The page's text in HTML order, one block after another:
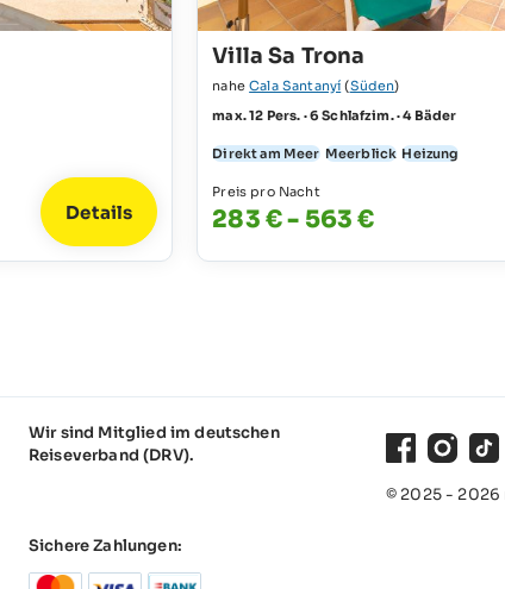
Details
Villa Sa Trona
naheCala Santanyí (Süden)
max. 12 Pers. · 6 Schlafzim. · 4 Bäder
Direkt am Meer Meerblick Heizung
Preis pro Nacht
283 € - 563 €
Wir sind Mitglied im deutschen
Reiseverband (DRV).
Sichere Zahlungen:
Facebook
© 2025 - 2026